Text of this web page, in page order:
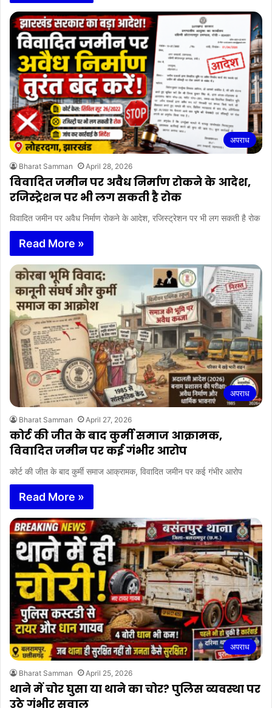
अपराध
Bharat Samman April 28, 2026
विवादित जमीन पर अवैध निर्माण रोकने के आदेश,
रजिस्ट्रेशन पर भी लग सकती है रोक
विवादित जमीन पर अवैध निर्माण रोकने के आदेश, रजिस्ट्रेशन पर भी लग सकती है रोक
Read More »
अपराध
Bharat Samman April 27, 2026
कोर्ट की जीत के बाद कुर्मी समाज आक्रामक,
विवादित जमीन पर कई गंभीर आरोप
कोर्ट की जीत के बाद कुर्मी समाज आक्रामक, विवादित जमीन पर कई गंभीर आरोप
Read More »
अपराध
Bharat Samman April 25, 2026
थाने में चोर घुसा या थाने का चोर? पुलिस व्यवस्था पर
उठे गंभीर सवाल